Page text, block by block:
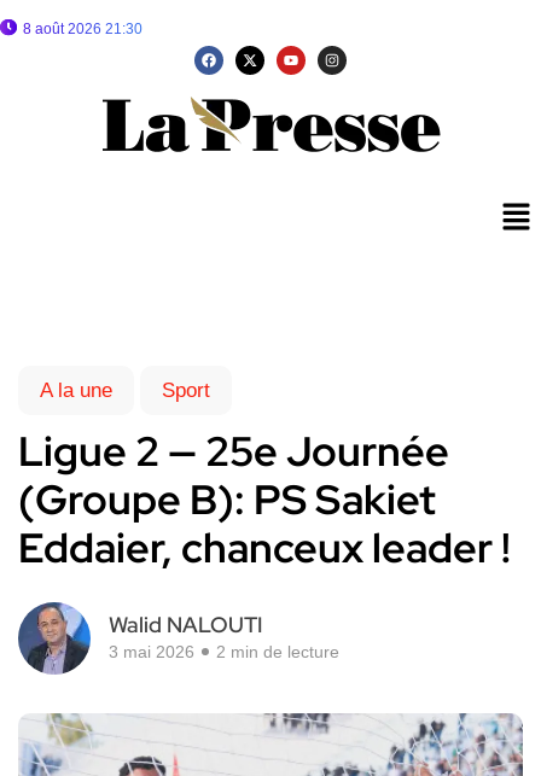
8 août 2026 21:30
A la une Sport
Ligue 2 — 25e Journée
(Groupe B): PS Sakiet
Eddaier, chanceux leader !
Walid NALOUTI
3 mai 2026 2 min de lecture